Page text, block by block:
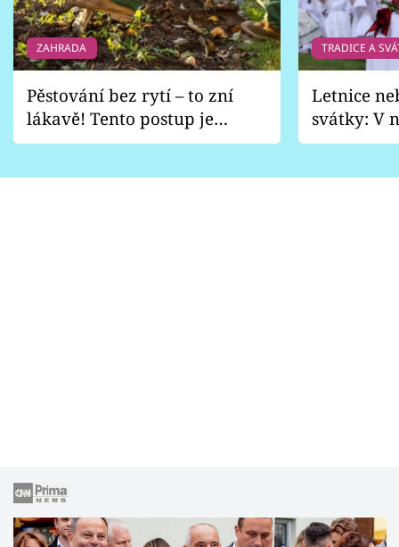
ZAHRADA
Pěstování bez rytí – to zní
lákavě! Tento postup je
vhodný jen pro některé
TRADICE A
Letnice
svátky: V
pondělí